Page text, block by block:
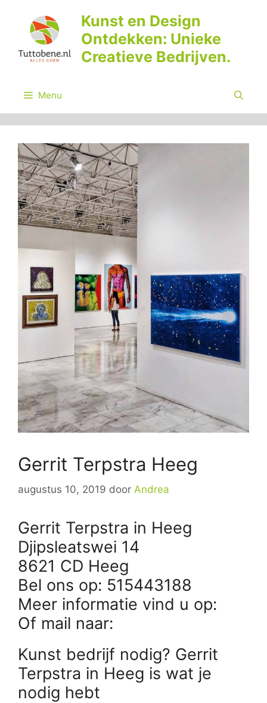
inhoud
Kunst en Design
Ontdekken: Unieke
Creatieve Bedrijven.
Menu
Gerrit Terpstra Heeg
augustus 10, 2019 door Andrea
Gerrit Terpstra in Heeg
Djipsleatswei 14
8621 CD Heeg
Bel ons op: 515443188
Meer informatie vind u op:
Of mail naar:
Kunst bedrijf nodig? Gerrit
Terpstra in Heeg is wat je
nodig hebt